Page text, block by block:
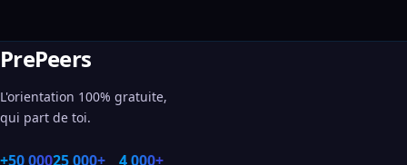
PrePeers
L'orientation 100% gratuite,
qui part de toi.
+50 00025 000+ 4 000+